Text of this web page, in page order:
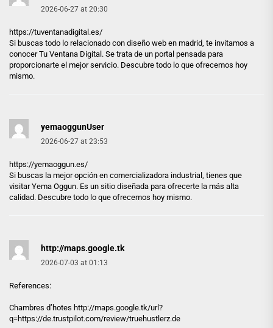
2026-06-27 at 20:30
https://tuventanadigital.es/
Si buscas todo lo relacionado con diseño web en madrid, te invitamos a
conocer Tu Ventana Digital. Se trata de un portal pensada para
proporcionarte el mejor servicio. Descubre todo lo que ofrecemos hoy
mismo.
yemaoggunUser
2026-06-27 at 23:53
https://yemaoggun.es/
Si buscas la mejor opción en comercializadora industrial, tienes que
visitar Yema Oggun. Es un sitio diseñada para ofrecerte la más alta
calidad. Descubre todo lo que ofrecemos hoy mismo.
http://maps.google.tk
2026-07-03 at 01:13
References:
Chambres d’hotes http://maps.google.tk/url?
q=https://de.trustpilot.com/review/truehustlerz.de